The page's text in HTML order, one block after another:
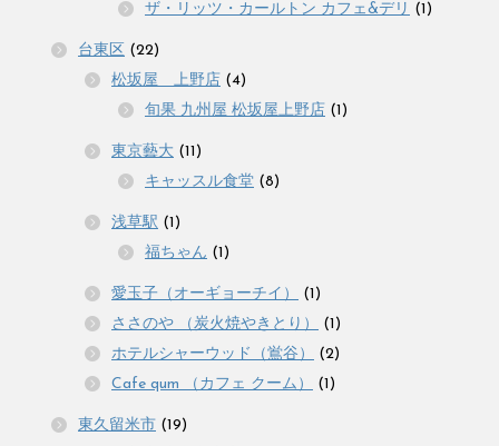
ザ・リッツ・カールトン カフェ&デリ (1)
台東区 (22)
松坂屋 上野店 (4)
旬果 九州屋 松坂屋上野店 (1)
東京藝大 (11)
キャッスル食堂 (8)
浅草駅 (1)
福ちゃん (1)
愛玉子（オーギョーチイ）
(1)
ささのや （炭火焼やきとり）
(1)
ホテルシャーウッド（鴬谷）
(2)
Cafe qum （カフェ クーム）
(1)
東久留米市 (19)